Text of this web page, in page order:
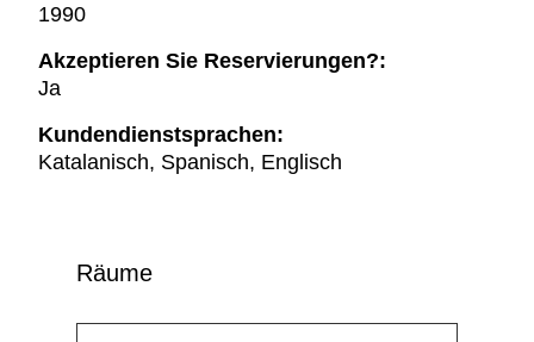
1990
Akzeptieren Sie Reservierungen?:
Ja
Kundendienstsprachen:
Katalanisch, Spanisch, Englisch
Räume